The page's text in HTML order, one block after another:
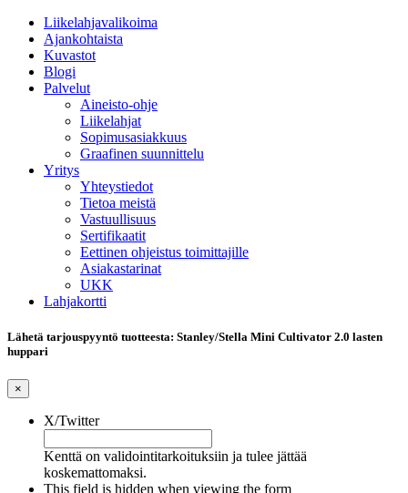
Liikelahjavalikoima
Ajankohtaista
Kuvastot
Blogi
Palvelut
Aineisto-ohje
Liikelahjat
Sopimusasiakkuus
Graafinen suunnittelu
Yritys
Yhteystiedot
Tietoa meistä
Vastuullisuus
Sertifikaatit
Eettinen ohjeistus toimittajille
Asiakastarinat
UKK
Lahjakortti
Lähetä tarjouspyyntö tuotteesta: Stanley/Stella Mini Cultivator 2.0 lasten
huppari
×
X/Twitter
Kenttä on validointitarkoituksiin ja tulee jättää
koskemattomaksi.
This field is hidden when viewing the form